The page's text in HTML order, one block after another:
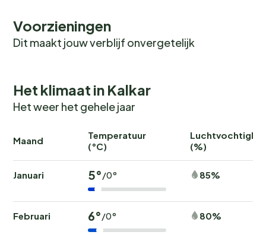
Voorzieningen
Dit maakt jouw verblijf onvergetelijk
Het klimaat in Kalkar
Het weer het gehele jaar
Maand
Temperatuur
(°C)
(%)
Januari 5°/0° 85%
Februari 6°/0° 80%